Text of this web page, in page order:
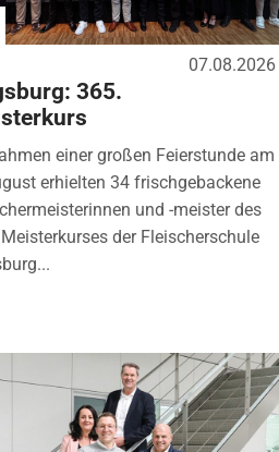
07.08.2026
365.
einer großen Feierstunde am
erhielten 34 frischgebackene
und -meister des
der Fleischerschule